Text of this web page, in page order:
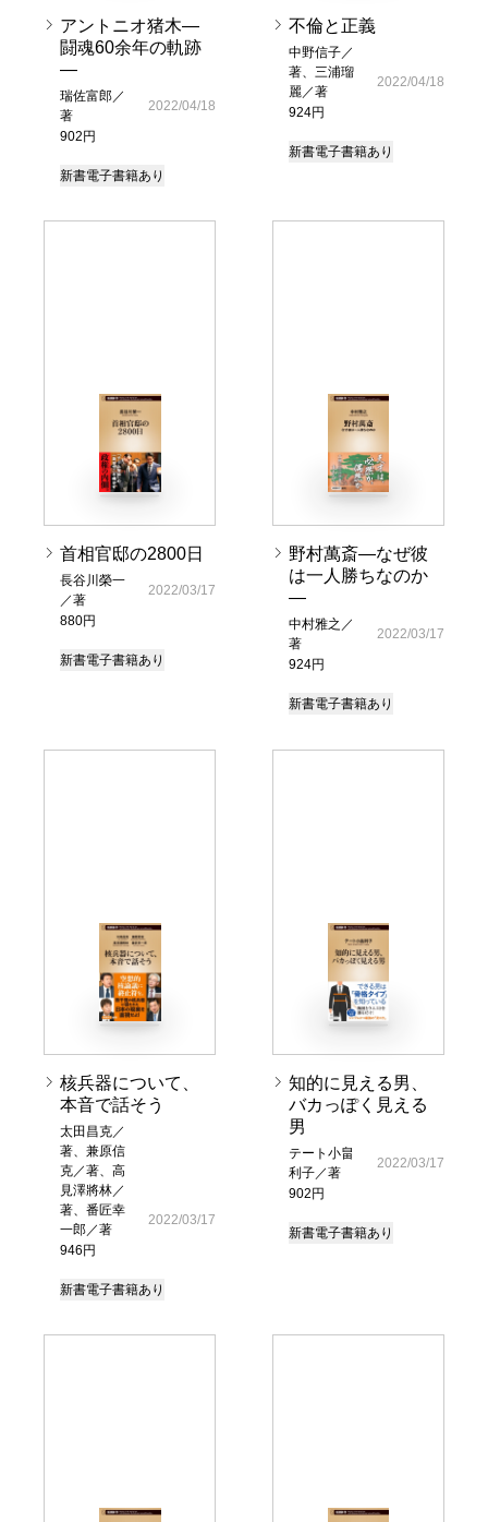
アントニオ猪木―
闘魂60余年の軌跡
―
瑞佐富郎／
著
902円
2022/04/18
新書電子書籍あり
不倫と正義
中野信子／
著、三浦瑠
麗／著
924円
2022/04/18
新書電子書籍あり
首相官邸の2800日
長谷川榮一
／著
880円
2022/03/17
新書電子書籍あり
野村萬斎―なぜ彼
は一人勝ちなのか
―
中村雅之／
著
924円
2022/03/17
新書電子書籍あり
核兵器について、
本音で話そう
太田昌克／
著、兼原信
克／著、高
見澤將林／
著、番匠幸
一郎／著
946円
2022/03/17
新書電子書籍あり
知的に見える男、
バカっぽく見える
男
テート小畠
利子／著
902円
2022/03/17
新書電子書籍あり